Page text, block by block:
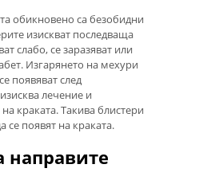
обикновено са безобидни
изискват последваща
слабо, се заразяват или
Изгарянето на мехури
появяват след
лечение и
краката. Такива блистери
се появят на краката.
направите